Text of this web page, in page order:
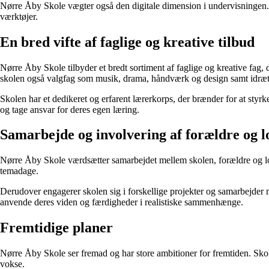
Nørre Åby Skole vægter også den digitale dimension i
værktøjer.
En bred vifte af faglige og kreative tilbud
Nørre Åby Skole tilbyder et bredt sortiment af faglige og kreative fag,
skolen også valgfag som musik, drama, håndværk og design samt
Skolen har et dedikeret og erfarent lærerkorps, der brænder for at
og tage ansvar for deres egen læring.
Samarbejde og involvering af forældre og
Nørre Åby Skole værdsætter samarbejdet mellem skolen, forældre og
temadage.
Derudover engagerer skolen sig i forskellige projekter og
anvende deres viden og færdigheder i realistiske sammenhænge.
Fremtidige planer
Nørre Åby Skole ser fremad og har store ambitioner for fremtiden.
vokse.